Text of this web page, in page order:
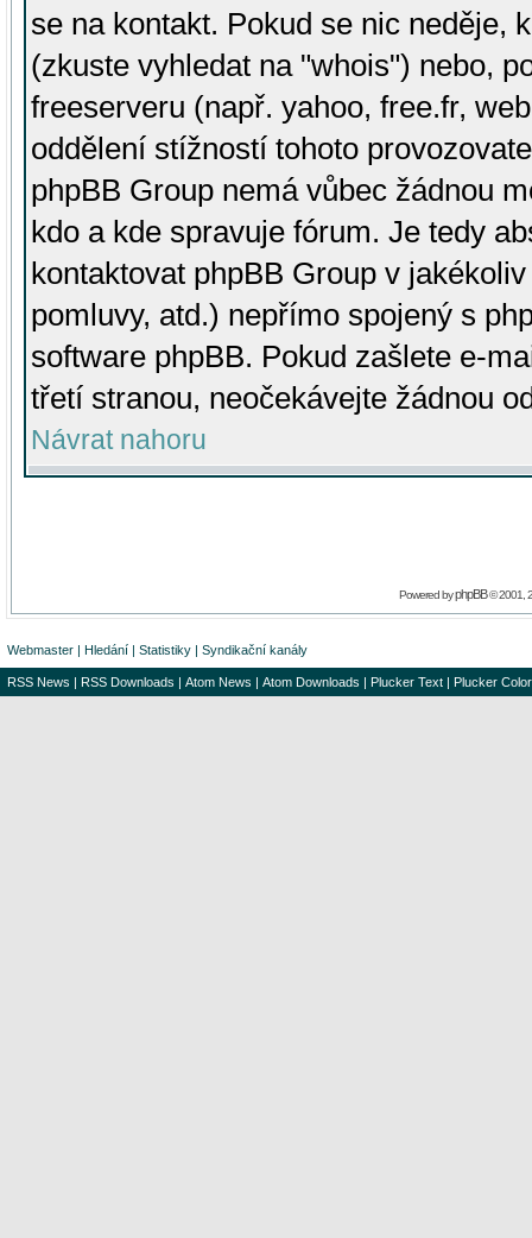
se na kontakt. Pokud se nic neděje,
(zkuste vyhledat na "whois") nebo,
freeserveru (např. yahoo, free.fr,
oddělení stížností tohoto
phpBB Group nemá vůbec žádnou
kdo a kde spravuje fórum. Je tedy
kontaktovat phpBB Group v
pomluvy, atd.) nepřímo spojený s
software phpBB. Pokud zašlete e-
třetí stranou, neočekávejte žádnou
Návrat nahoru
Powered byphpBB© 2001,
Webmaster | Hledání | Statistiky | Syndikační kanály
RSS News | RSS Downloads | Atom News | Atom Downloads | Plucker Text | Plucker Color